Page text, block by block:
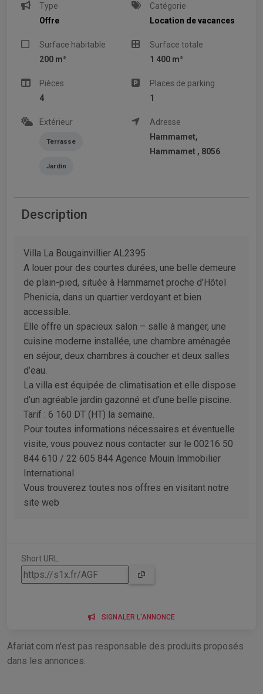
Type
Offre
Catégorie
Location de vacances
Surface habitable
200 m²
Surface totale
1 400 m²
Pièces
4
Places de parking
1
Extérieur
Terrasse
Jardin
Adresse
Hammamet,
Hammamet , 8056
Description
Villa La Bougainvillier AL2395
A louer pour des courtes durées, une belle demeure
de plain-pied, située à Hammamet proche d’Hôtel
Phenicia, dans un quartier verdoyant et bien
accessible.
Elle offre un spacieux salon – salle à manger, une
cuisine moderne installée, une chambre aménagée
en séjour, deux chambres à coucher et deux salles
d’eau.
La villa est équipée de climatisation et elle dispose
d’un agréable jardin gazonné et d’une belle piscine.
Tarif : 6 160 DT (HT) la semaine.
Pour toutes informations nécessaires et éventuelle
visite, vous pouvez nous contacter sur le 00216 50
844 610 / 22 605 844 Agence Mouin Immobilier
International
Vous trouverez toutes nos offres en visitant notre
site web
Short URL:
SIGNALER L'ANNONCE
Afariat.com n'est pas responsable des produits proposés
dans les annonces.